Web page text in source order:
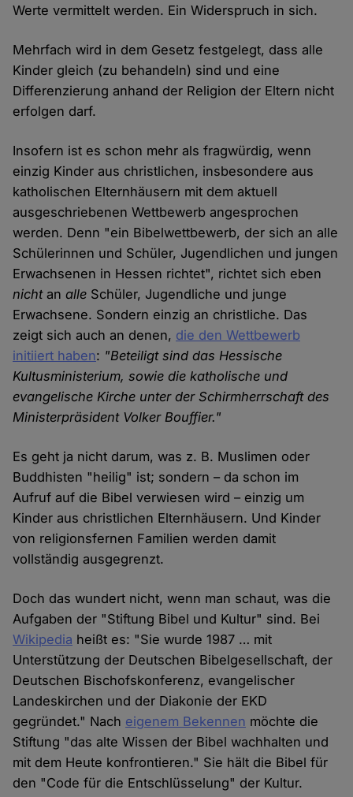
Werte vermittelt werden. Ein Widerspruch in sich.
Mehrfach wird in dem Gesetz festgelegt, dass alle
Kinder gleich (zu behandeln) sind und eine
Differenzierung anhand der Religion der Eltern nicht
erfolgen darf.
Insofern ist es schon mehr als fragwürdig, wenn
einzig Kinder aus christlichen, insbesondere aus
katholischen Elternhäusern mit dem aktuell
ausgeschriebenen Wettbewerb angesprochen
werden. Denn "ein Bibelwettbewerb, der sich an alle
Schülerinnen und Schüler, Jugendlichen und jungen
Erwachsenen in Hessen richtet", richtet sich eben
nichtanalle Schüler, Jugendliche und junge
Erwachsene. Sondern einzig an christliche. Das
zeigt sich auch an denen, die den Wettbewerb
initiiert haben: "Beteiligt sind das Hessische
Kultusministerium, sowie die katholische und
evangelische Kirche unter der Schirmherrschaft des
Ministerpräsident Volker Bouffier."
Es geht ja nicht darum, was z. B. Muslimen oder
Buddhisten "heilig" ist; sondern – da schon im
Aufruf auf die Bibel verwiesen wird – einzig um
Kinder aus christlichen Elternhäusern. Und Kinder
von religionsfernen Familien werden damit
vollständig ausgegrenzt.
Doch das wundert nicht, wenn man schaut, was die
Aufgaben der "Stiftung Bibel und Kultur" sind. Bei
Wikipedia heißt es: "Sie wurde 1987 … mit
Unterstützung der Deutschen Bibelgesellschaft, der
Deutschen Bischofskonferenz, evangelischer
Landeskirchen und der Diakonie der EKD
gegründet." Nach eigenem Bekennen möchte die
Stiftung "das alte Wissen der Bibel wachhalten und
mit dem Heute konfrontieren." Sie hält die Bibel für
den "Code für die Entschlüsselung" der Kultur.